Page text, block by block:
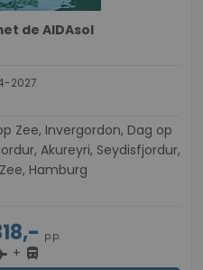
de AIDAsol
2027
Akureyri, Seydisfjordur,
Hamburg
p.p.
+ directions_bus